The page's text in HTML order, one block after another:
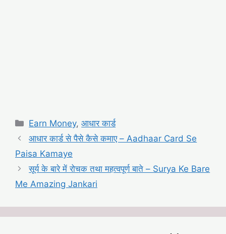
Categories
Earn Money,आधार कार्ड
आधार कार्ड से पैसे कैसे कमाए – Aadhaar Card Se
Paisa Kamaye
सूर्य के बारे में रोचक तथा महत्वपूर्ण बाते – Surya Ke Bare
Me Amazing Jankari